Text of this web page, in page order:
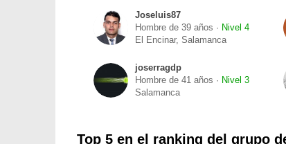
Joseluis87
Hombre de 39 años · Nivel 4
El Encinar, Salamanca
joserragdp
Hombre de 41 años · Nivel 3
Salamanca
Top 5 en el ranking del grupo